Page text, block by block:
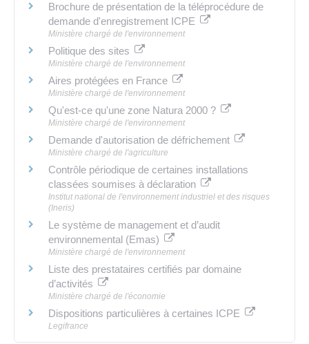
Brochure de présentation de la téléprocédure de
demande d'enregistrement ICPE
Ministère chargé de l'environnement
Politique des sites
Ministère chargé de l'environnement
Aires protégées en France
Ministère chargé de l'environnement
Qu'est-ce qu'une zone Natura 2000 ?
Ministère chargé de l'environnement
Demande d'autorisation de défrichement
Ministère chargé de l'agriculture
Contrôle périodique de certaines installations
classées soumises à déclaration
Institut national de l'environnement industriel et des risques
(Ineris)
Le système de management et d’audit
environnemental (Emas)
Ministère chargé de l'environnement
Liste des prestataires certifiés par domaine
d’activités
Ministère chargé de l'économie
Dispositions particulières à certaines ICPE
Legifrance